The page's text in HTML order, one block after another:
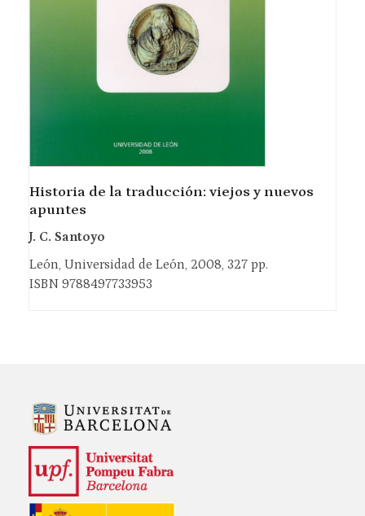
Historia de la traducción: viejos y nuevos
apuntes
J. C. Santoyo
León, Universidad de León, 2008, 327 pp.
ISBN 9788497733953